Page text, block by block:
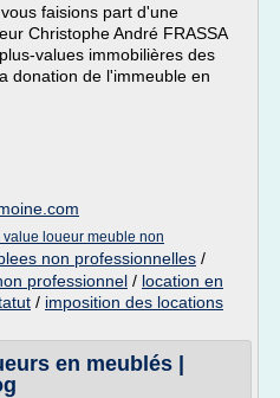
faisions part d'une
Christophe André FRASSA
values immobilières des
donation de l'immeuble en
loueur meuble non
non professionnelles /
professionnel / location en
/ imposition des locations
en meublés |